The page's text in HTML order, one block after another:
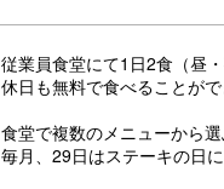
従業員食堂にて1日2食（昼
休日も無料で食べることがで
食堂で複数のメニューから
毎月、29日はステーキの日